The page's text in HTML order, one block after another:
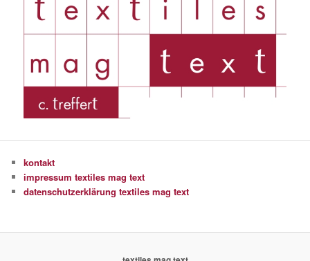
kontakt
impressum textiles mag text
datenschutzerklärung textiles mag text